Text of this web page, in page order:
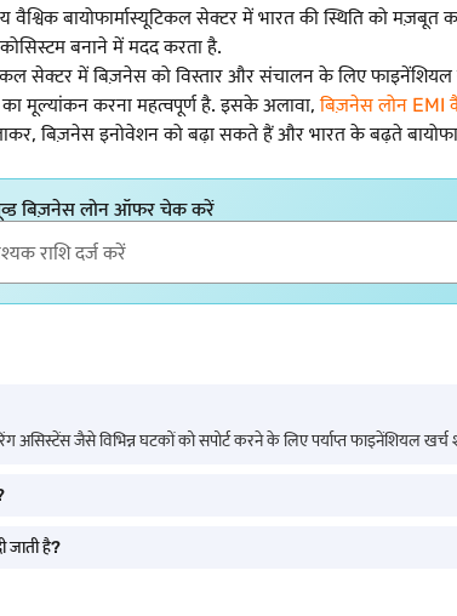
वैश्विक बायोफार्मास्यूटिकल सेक्टर में भारत की स्थिति को
बनाने में मदद करता है.
सेक्टर में बिज़नेस को विस्तार और संचालन के लिए
का मूल्यांकन करना महत्वपूर्ण है. इसके अलावा,बिज़नेस लोन
बिज़नेस इनोवेशन को बढ़ा सकते हैं और भारत के बढ़ते
बिज़नेस लोन ऑफर चेक करें
असिस्टेंस जैसे विभिन्न घटकों को सपोर्ट करने के लिए पर्याप्त फाइनेंशियल
जाती है?